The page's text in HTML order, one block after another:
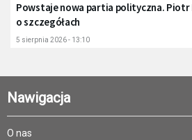
Powstaje nowa partia polityczna. Piotr
o szczegółach
5 sierpnia 2026 - 13:10
Nawigacja
O nas